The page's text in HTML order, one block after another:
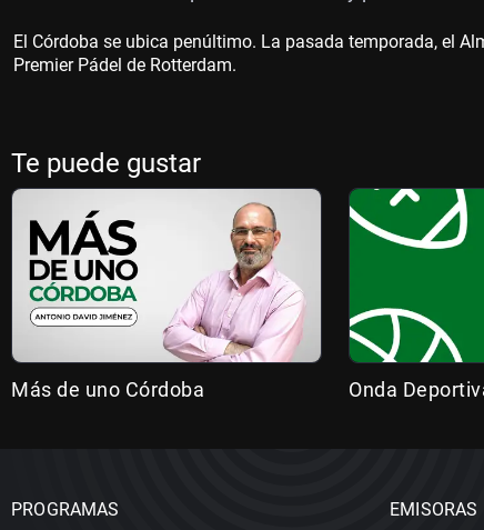
El Córdoba se ubica penúltimo. La pasada temporada, el
Premier Pádel de Rotterdam.
Te puede gustar
Más de uno Córdoba Onda
PROGRAMAS EMISORAS